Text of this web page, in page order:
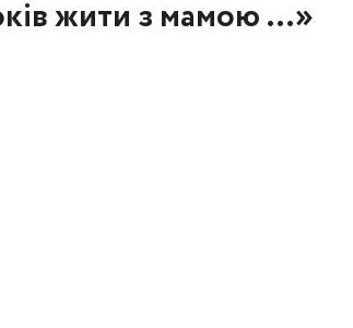
жити з мамою …»